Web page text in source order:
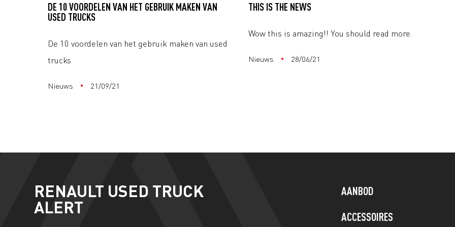
DE 10 VOORDELEN VAN HET GEBRUIK MAKEN VAN
USED TRUCKS
De 10 voordelen van het gebruik maken van used
trucks
Nieuws 21/09/21
THIS IS THE NEWS
Wow this is amazing!! You should read more.
Nieuws 28/06/21
RENAULT USED TRUCK
ALERT
AANBOD
ACCESSOIRES